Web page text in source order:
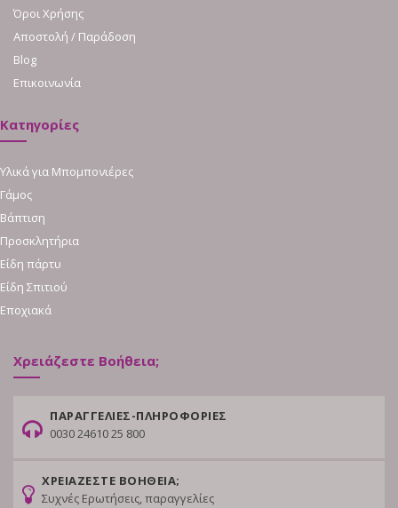
Όροι Χρήσης
Αποστολή / Παράδοση
Blog
Επικοινωνία
Κατηγορίες
Υλικά για Μπομπονιέρες
Γάμος
Βάπτιση
Προσκλητήρια
Είδη πάρτυ
Είδη Σπιτιού
Εποχιακά
Χρειάζεστε Βοήθεια;
ΠΑΡΑΓΓΕΛΙΕΣ-ΠΛΗΡΟΦΟΡΙΕΣ
0030 24610 25 800
ΧΡΕΙΑΖΕΣΤΕ ΒΟΗΘΕΙΑ;
Συχνές Ερωτήσεις, παραγγελίες